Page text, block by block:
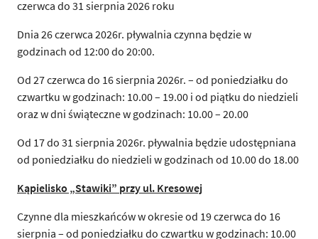
czerwca do 31 sierpnia 2026 roku
Dnia 26 czerwca 2026r. pływalnia czynna będzie w
godzinach od 12:00 do 20:00.
Od 27 czerwca do 16 sierpnia 2026r. – od poniedziałku do
czwartku w godzinach: 10.00 – 19.00 i od piątku do niedzieli
oraz w dni świąteczne w godzinach: 10.00 – 20.00
Od 17 do 31 sierpnia 2026r. pływalnia będzie udostępniana
od poniedziałku do niedzieli w godzinach od 10.00 do 18.00
Kąpielisko „Stawiki” przy ul. Kresowej
Czynne dla mieszkańców w okresie od 19 czerwca do 16
sierpnia – od poniedziałku do czwartku w godzinach: 10.00